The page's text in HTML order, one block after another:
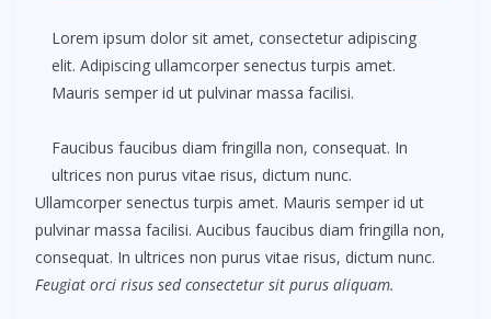
Lorem ipsum dolor sit amet, consectetur adipiscing
elit. Adipiscing ullamcorper senectus turpis amet.
Mauris semper id ut pulvinar massa facilisi.
Faucibus faucibus diam fringilla non, consequat. In
ultrices non purus vitae risus, dictum nunc.
Ullamcorper senectus turpis amet. Mauris semper id ut
pulvinar massa facilisi. Aucibus faucibus diam fringilla non,
consequat. In ultrices non purus vitae risus, dictum nunc.
Feugiat orci risus sed consectetur sit purus aliquam.